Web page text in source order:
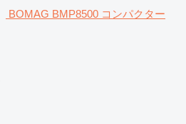
BOMAG BMP8500 コンパクター